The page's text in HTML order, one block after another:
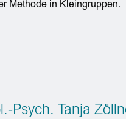
Methode in Kleingruppen.
Psych. Tanja